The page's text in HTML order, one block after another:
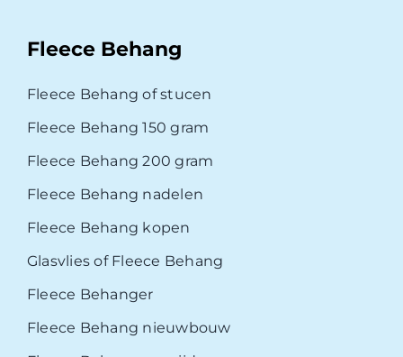
Fleece Behang
Fleece Behang of stucen
Fleece Behang 150 gram
Fleece Behang 200 gram
Fleece Behang nadelen
Fleece Behang kopen
Glasvlies of Fleece Behang
Fleece Behanger
Fleece Behang nieuwbouw